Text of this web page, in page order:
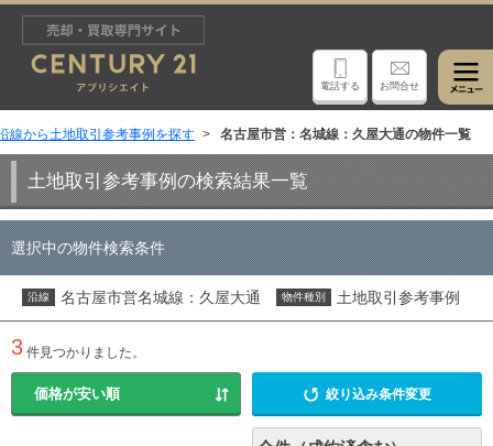
電話する お問合せ
線から土地取引参考事例を探す 名古屋市営：名城線：久屋大通の物件一覧
土地取引参考事例の検索結果一覧
選択中の物件検索条件
沿線 名古屋市営名城線：久屋大通 物件種別 土地取引参考事例
3 件見つかりました。
絞り込み条件変更